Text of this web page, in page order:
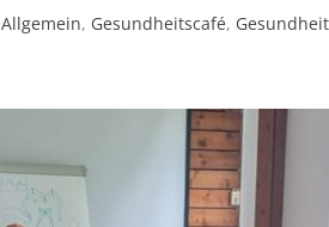
Allgemein, Gesundheitscafé,